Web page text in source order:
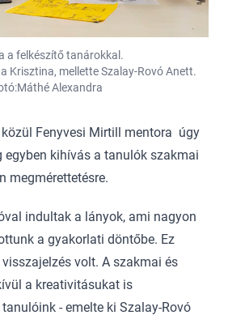
a felkészítő tanárokkal.
Krisztina, mellette Szalay-Rovó Anett.
Alexandra
Fenyvesi Mirtill mentora úgy
egyben kihívás a tanulók szakmai
megmérettetésre.
indultak a lányok, ami nagyon
a gyakorlati döntőbe. Ez
volt. A szakmai és
a kreativitásukat is
- emelte ki Szalay-Rovó